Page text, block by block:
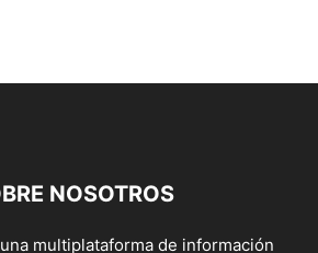
NOSOTROS
multiplataforma de información